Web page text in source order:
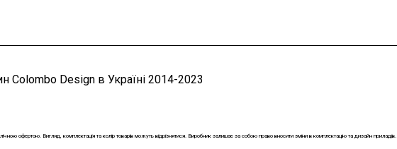
Colombo Design в Україні 2014-2023
офертою. Вигляд, комплектація та колір товарів можуть відрізнятися. Виробник залишає за собою право вносити зміни в комплектацію та дизайн приладів.